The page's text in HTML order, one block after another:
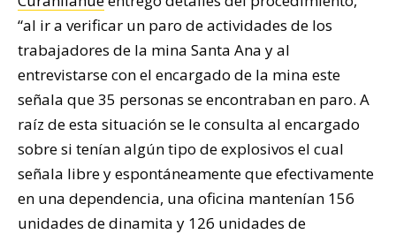
“al ir a verificar un paro de actividades de los
trabajadores de la mina Santa Ana y al
entrevistarse con el encargado de la mina este
señala que 35 personas se encontraban en paro. A
raíz de esta situación se le consulta al encargado
sobre si tenían algún tipo de explosivos el cual
señala libre y espontáneamente que efectivamente
en una dependencia, una oficina mantenían 156
unidades de dinamita y 126 unidades de